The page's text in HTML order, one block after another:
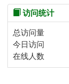
访问统计
总访问量
今日访问
在线人数